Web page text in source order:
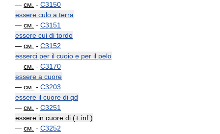
— см. - C3150
essere culo a terra
— см. - C3151
essere cui di tordo
— см. - C3152
esserci per il cuoio e per il pelo
— см. - C3170
essere a cuore
— см. - C3203
essere il cuore di qd
— см. - C3251
essere in cuore di (+ inf.)
— см. - C3252